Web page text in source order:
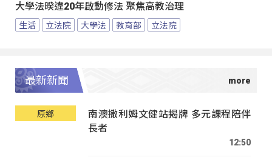
大學法暌違20年啟動修法 聚焦高教治理
生活 立法院 大學法 教育部 立法院
最新新聞
原鄉
南澳撒利姆文健站揭牌 多元課程陪伴
長者
12:50